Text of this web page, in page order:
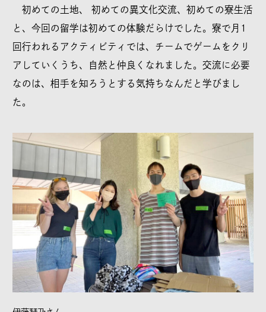
初めての土地、 初めての異文化交流、初めての寮生活
と、今回の留学は初めての体験だらけでした。寮で月1
回行われるアクティビティでは、チームでゲームをクリ
アしていくうち、自然と仲良くなれました。交流に必要
なのは、相手を知ろうとする気持ちなんだと学びまし
た。